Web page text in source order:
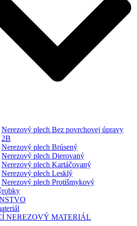
Nerezový plech Bez povrchovej úpravy
2B
Nerezový plech Brúsený
Nerezový plech Dierovaný
Nerezový plech Kartáčovaný
Nerezový plech Lesklý
Nerezový plech Protišmykový
NEREZOVÝ MATERIÁL